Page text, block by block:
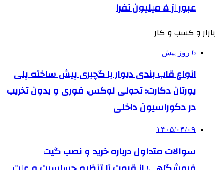
عبور از ۵ میلیون نفر!
بازار و کسب و کار
6 روز پیش
انواع قاب بندی دیوار با گچبری پیش ساخته پلی
یورتان دکارت؛ تحولی لوکس، فوری و بدون تخریب
در دکوراسیون داخلی
۱۴۰۵/۰۴/۰۹
سوالات متداول درباره خرید و نصب گیت